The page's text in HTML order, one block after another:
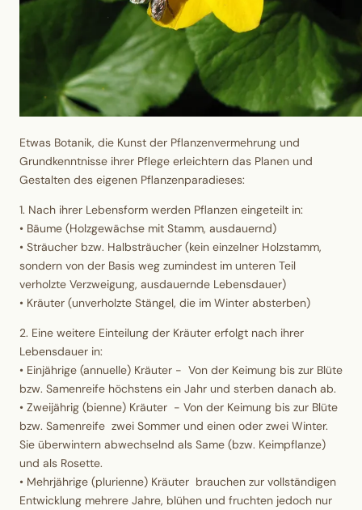
Etwas Botanik, die Kunst der Pflanzenvermehrung und
Grundkenntnisse ihrer Pflege erleichtern das Planen und
Gestalten des eigenen Pflanzenparadieses:
1. Nach ihrer Lebensform werden Pflanzen eingeteilt in:
• Bäume (Holzgewächse mit Stamm, ausdauernd)
• Sträucher bzw. Halbsträucher (kein einzelner Holzstamm,
sondern von der Basis weg zumindest im unteren Teil
verholzte Verzweigung, ausdauernde Lebensdauer)
• Kräuter (unverholzte Stängel, die im Winter absterben)
2. Eine weitere Einteilung der Kräuter erfolgt nach ihrer
Lebensdauer in:
• Einjährige (annuelle) Kräuter - Von der Keimung bis zur Blüte
bzw. Samenreife höchstens ein Jahr und sterben danach ab.
• Zweijährig (bienne) Kräuter - Von der Keimung bis zur Blüte
bzw. Samenreife zwei Sommer und einen oder zwei Winter.
Sie überwintern abwechselnd als Same (bzw. Keimpflanze)
und als Rosette.
• Mehrjährige (plurienne) Kräuter brauchen zur vollständigen
Entwicklung mehrere Jahre, blühen und fruchten jedoch nur